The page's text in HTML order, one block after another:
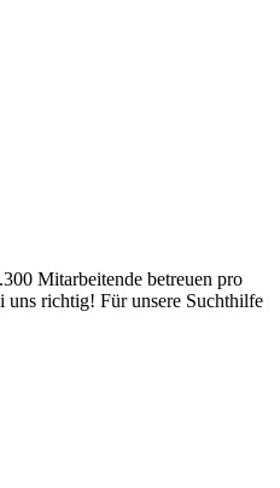
Mitarbeitende betreuen pro
uns richtig! Für unsere Suchthilfe